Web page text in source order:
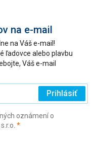
na e-mail
na Váš e-mail!
ľadovce alebo plavbu
Váš e-mail
Prihlásiť
oznámení o
*(povinné)